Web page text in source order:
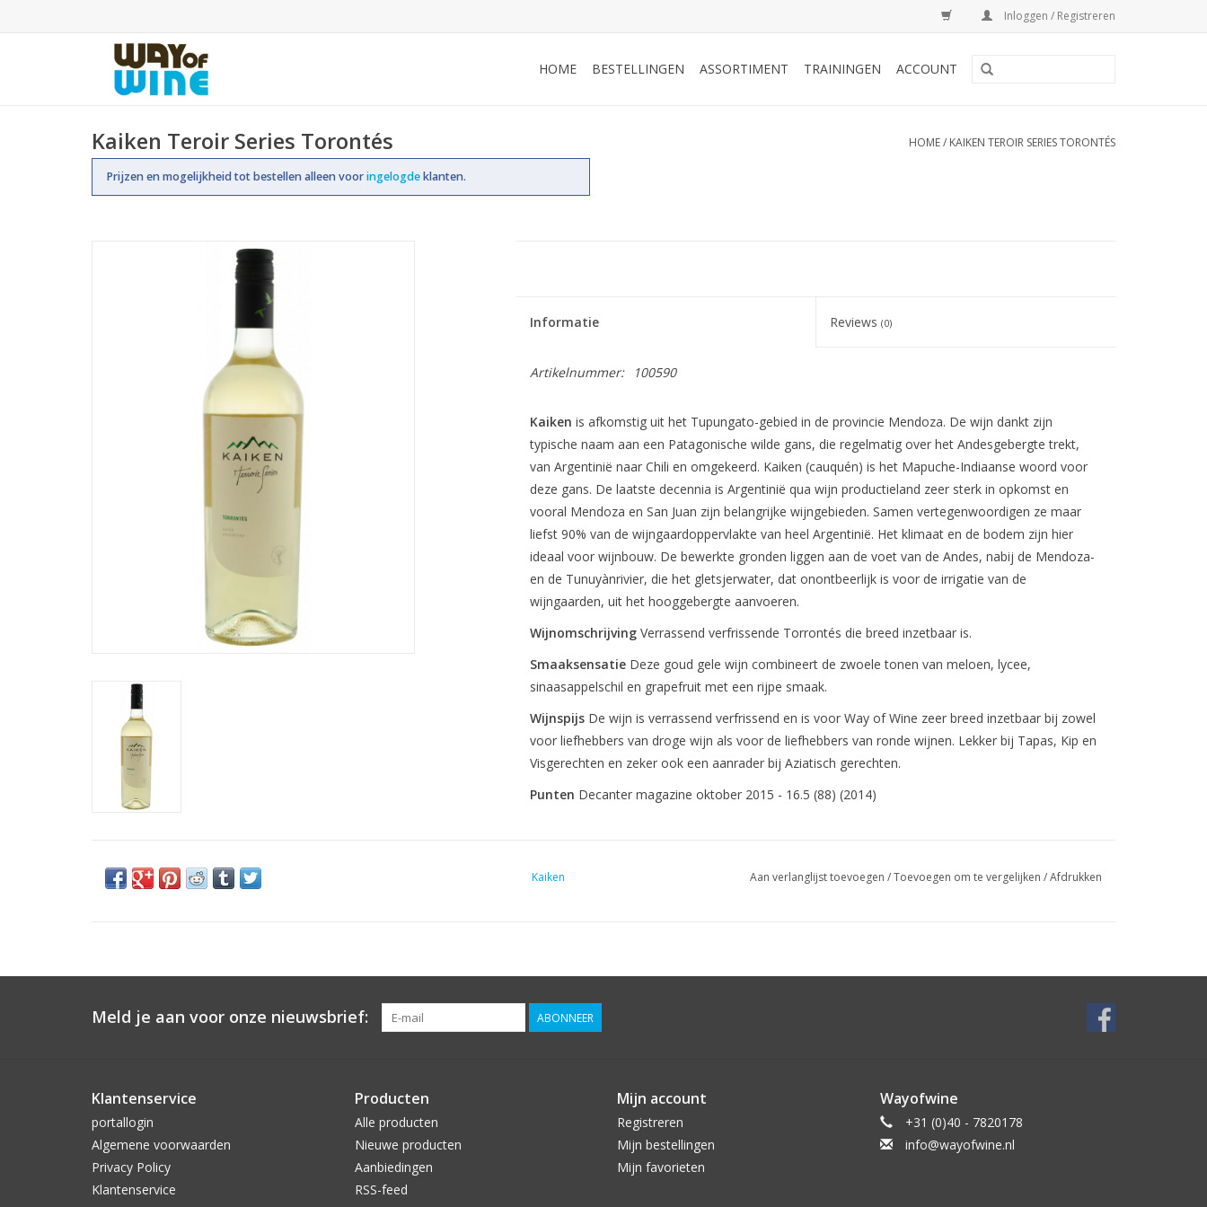
Inloggen / Registreren
HOME BESTELLINGEN ASSORTIMENT TRAININGEN ACCOUNT
Kaiken Teroir Series Torontés
Prijzen en mogelijkheid tot bestellen alleen vooringelogdeklanten.
HOME/ KAIKEN TEROIR SERIES TORONTÉS
Informatie Reviews(0)
Artikelnummer: 100590
Kaiken is afkomstig uit het Tupungato-gebied in de provincie Mendoza. De wijn dankt zijn
typische naam aan een Patagonische wilde gans, die regelmatig over het Andesgebergte trekt,
van Argentinië naar Chili en omgekeerd. Kaiken (cauquén) is het Mapuche-Indiaanse woord voor
deze gans. De laatste decennia is Argentinië qua wijn productieland zeer sterk in opkomst en
vooral Mendoza en San Juan zijn belangrijke wijngebieden. Samen vertegenwoordigen ze maar
liefst 90% van de wijngaardoppervlakte van heel Argentinië. Het klimaat en de bodem zijn hier
ideaal voor wijnbouw. De bewerkte gronden liggen aan de voet van de Andes, nabij de Mendoza-
en de Tunuyànrivier, die het gletsjerwater, dat onontbeerlijk is voor de irrigatie van de
wijngaarden, uit het hooggebergte aanvoeren.
Wijnomschrijving Verrassend verfrissende Torrontés die breed inzetbaar is.
SmaaksensatieDeze goud gele wijn combineert de zwoele tonen van meloen, lycee,
sinaasappelschil en grapefruit met een rijpe smaak.
WijnspijsDe wijn is verrassend verfrissend en is voor Way of Wine zeer breed inzetbaar bij zowel
voor liefhebbers van droge wijn als voor de liefhebbers van ronde wijnen. Lekker bij Tapas, Kip en
Visgerechten en zeker ook een aanrader bij Aziatisch gerechten.
Punten Decanter magazine oktober 2015 - 16.5 (88) (2014)
Kaiken Aan verlanglijst toevoegen /Toevoegen om te vergelijken /Afdrukken
Meld je aan voor onze nieuwsbrief: ABONNEER
Klantenservice
portallogin
Algemene voorwaarden
Privacy Policy
Klantenservice
Producten
Alle producten
Nieuwe producten
Aanbiedingen
RSS-feed
Mijn account
Registreren
Mijn bestellingen
Mijn favorieten
Wayofwine
+31 (0)40 - 7820178
info@wayofwine.nl